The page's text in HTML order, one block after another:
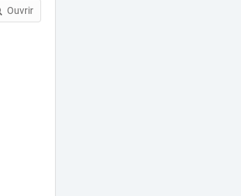
Ouvrir